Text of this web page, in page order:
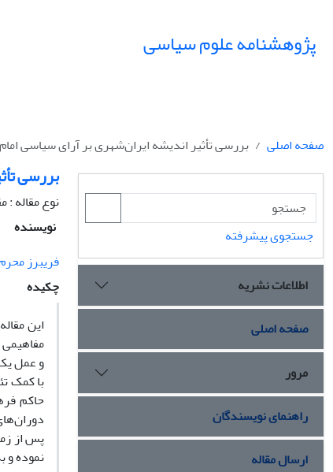
پژوهشنامه علوم سیاسی
صفحه اصلی بررسی تأثیر اندیشه ایران‌شهری بر آرای سیاسی
بررسی
نوع مقاله :
نویسنده
فریبرز
چکیده
این
و عمل
با کمک
حاکم
پس از
نموده و
جستجوی پیشرفته
اطلاعات نشریه
صفحه اصلی
مرور
راهنمای نویسندگان
ارسال مقاله